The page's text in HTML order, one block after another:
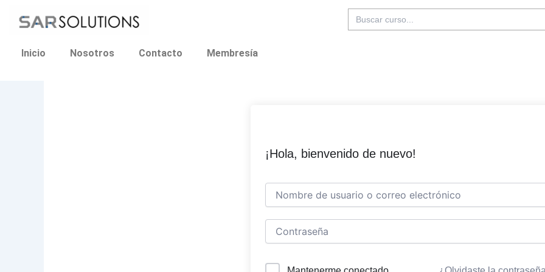
Buscar:
Inicio Nosotros Contacto Membresía
¡Hola, bienvenido de nuevo!